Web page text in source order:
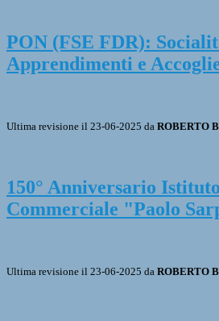
PON (FSE FDR):
Apprendimenti e
Ultima revisione il 23-06-2025 da ROBERTO
150° Anniversario
Commerciale "Paolo
Ultima revisione il 23-06-2025 da ROBERTO